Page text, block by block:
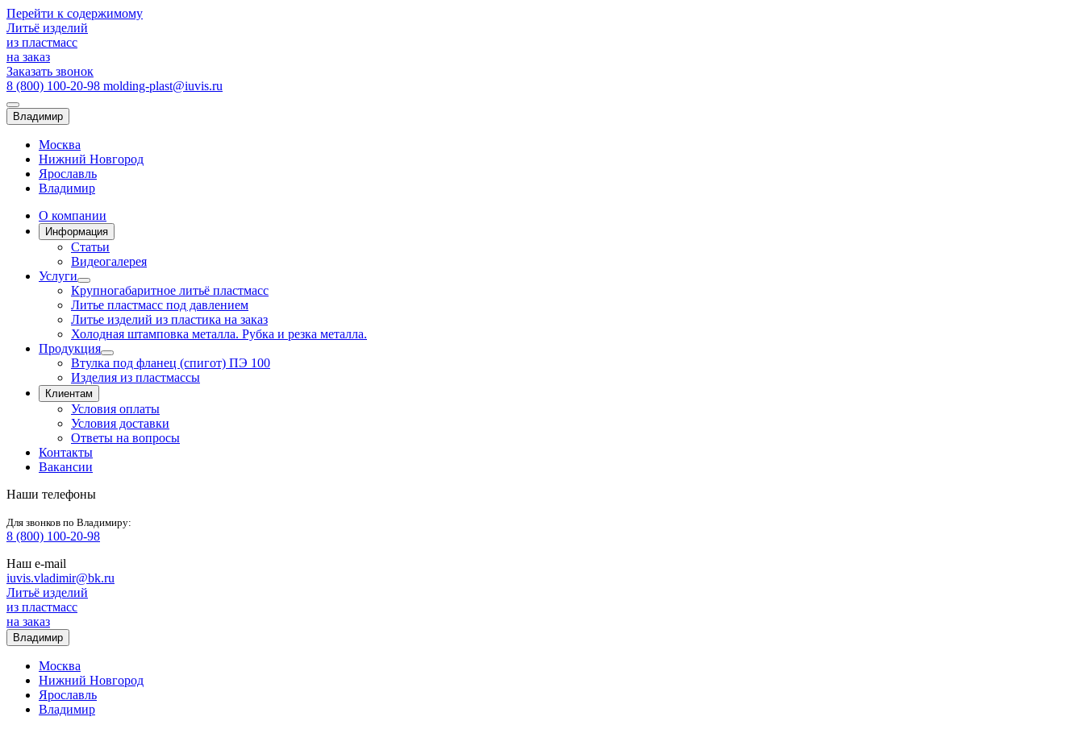
Перейти к содержимому
Литьё изделий
из пластмасс
на заказ
Заказать звонок
8 (800) 100-20-98 molding-plast@iuvis.ru
Владимир
Москва
Нижний Новгород
Ярославль
Владимир
О компании
Информация
Статьи
Видеогалерея
Услуги
Крупногабаритное литьё пластмасс
Литье пластмасс под давлением
Литье изделий из пластика на заказ
Холодная штамповка металла. Рубка и резка металла.
Продукция
Втулка под фланец (спигот) ПЭ 100
Изделия из пластмассы
Клиентам
Условия оплаты
Условия доставки
Ответы на вопросы
Контакты
Вакансии
Наши телефоны
Для звонков по Владимиру:
8 (800) 100-20-98
Наш e-mail
iuvis.vladimir@bk.ru
Литьё изделий
из пластмасс
на заказ
Владимир
Москва
Нижний Новгород
Ярославль
Владимир